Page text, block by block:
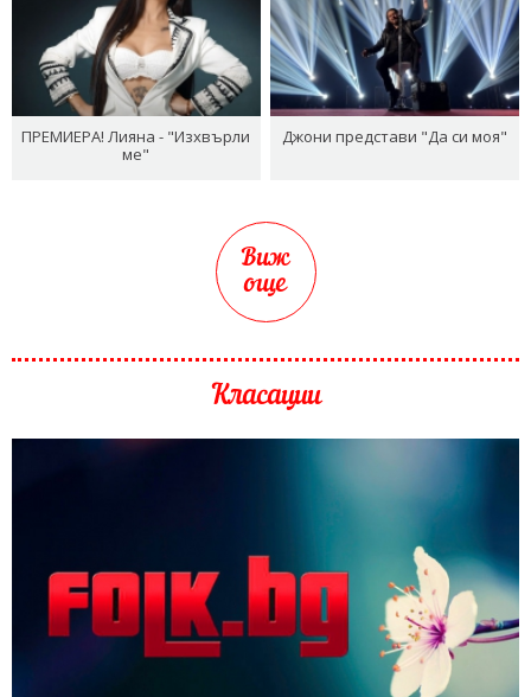
ПРЕМИЕРА! Лияна - "Изхвърли
ме"
Джони представи "Да си моя"
Виж
още
Класации